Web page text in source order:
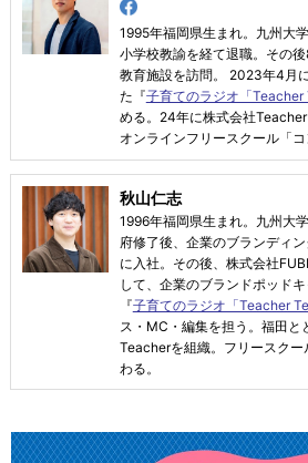
1995年福岡県生まれ。九州大
小学校教諭を経て退職。その
教育施設を訪問。 2023年4月
た『子育てのラジオ「Teacher
める。24年に株式会社
オンラインフリースクール「コ
秋山仁志
1996年福岡県生まれ。九州大
府修了後、企業のブランディ
に入社。その後、株式会社
して、企業のブランドポッドキ
『子育てのラジオ「Teacher
ス・MC・編集を担う。福田
Teacherを組織。フリースク
わる。